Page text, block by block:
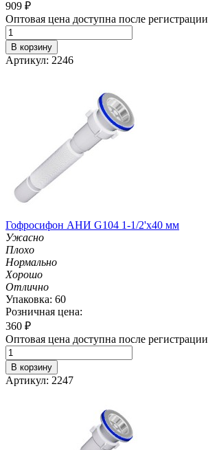
909 ₽
Оптовая цена доступна после регистрации
В корзину
Артикул: 2246
Гофросифон АНИ G104 1-1/2'х40 мм
Ужасно
Плохо
Нормально
Хорошо
Отлично
Упаковка: 60
Розничная цена:
360 ₽
Оптовая цена доступна после регистрации
В корзину
Артикул: 2247